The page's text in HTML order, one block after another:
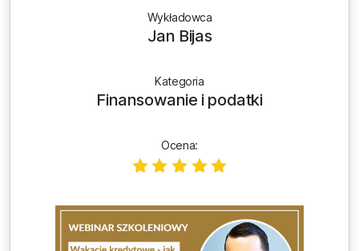
Wykładowca
Jan Bijas
Kategoria
Finansowanie i podatki
Ocena: